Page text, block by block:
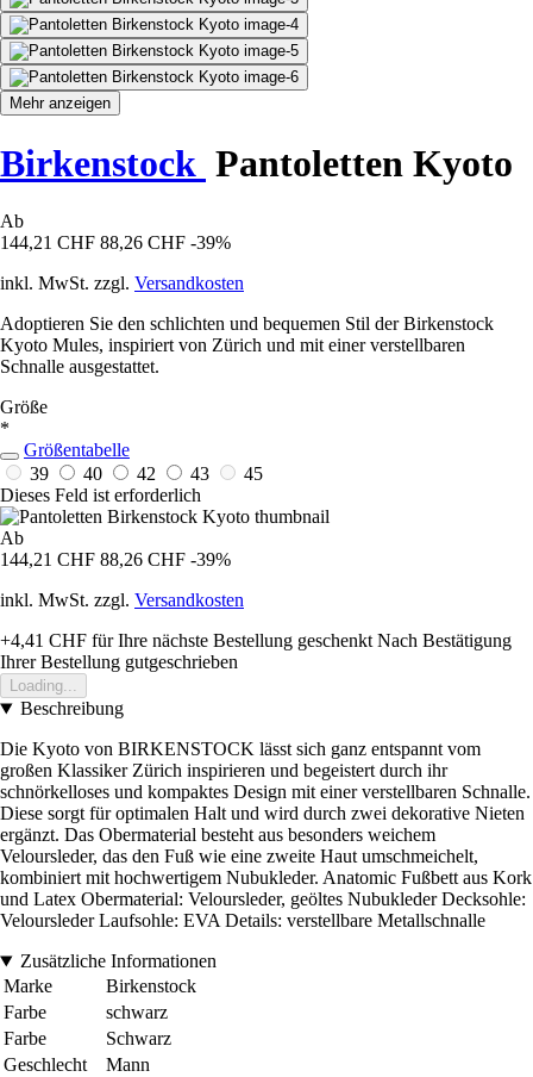
Mehr anzeigen
Birkenstock Pantoletten Kyoto
Ab
144,21 CHF 88,26 CHF -39%
inkl. MwSt. zzgl. Versandkosten
Adoptieren Sie den schlichten und bequemen Stil der Birkenstock
Kyoto Mules, inspiriert von Zürich und mit einer verstellbaren
Schnalle ausgestattet.
Größe
*
Größentabelle
39
40 42 43
45
Dieses Feld ist erforderlich
Ab
144,21 CHF 88,26 CHF -39%
inkl. MwSt. zzgl. Versandkosten
+4,41 CHF für Ihre nächste Bestellung geschenkt Nach Bestätigung
Ihrer Bestellung gutgeschrieben
Loading...
Beschreibung
Die Kyoto von BIRKENSTOCK lässt sich ganz entspannt vom
großen Klassiker Zürich inspirieren und begeistert durch ihr
schnörkelloses und kompaktes Design mit einer verstellbaren Schnalle.
Diese sorgt für optimalen Halt und wird durch zwei dekorative Nieten
ergänzt. Das Obermaterial besteht aus besonders weichem
Veloursleder, das den Fuß wie eine zweite Haut umschmeichelt,
kombiniert mit hochwertigem Nubukleder. Anatomic Fußbett aus Kork
und Latex Obermaterial: Veloursleder, geöltes Nubukleder Decksohle:
Veloursleder Laufsohle: EVA Details: verstellbare Metallschnalle
Zusätzliche Informationen
Marke
Birkenstock
Farbe
schwarz
Farbe
Schwarz
Geschlecht
Mann